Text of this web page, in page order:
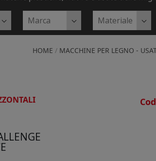
HOME / MACCHINE PER LEGNO -